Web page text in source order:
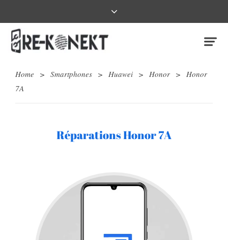
Home > Smartphones > Huawei > Honor > Honor
7A
Réparations Honor 7A